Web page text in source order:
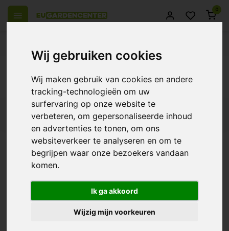
Wij gebruiken cookies
Wij maken gebruik van cookies en andere
tracking-technologieën om uw
surfervaring op onze website te
verbeteren, om gepersonaliseerde inhoud
en advertenties te tonen, om ons
websiteverkeer te analyseren en om te
begrijpen waar onze bezoekers vandaan
komen.
Ik ga akkoord
Wijzig mijn voorkeuren
0
Products tagged with Wortel Complex
€16,39